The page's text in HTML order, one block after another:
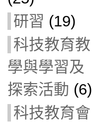
研習 (19)
科技教育教
學與學習及
探索活動 (6)
科技教育會